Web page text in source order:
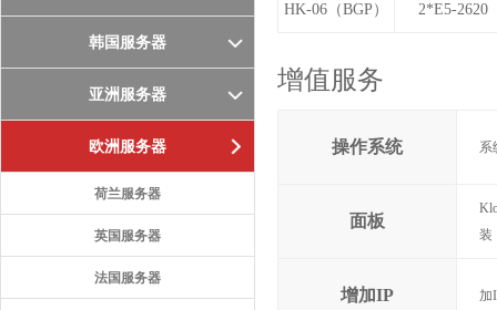
韩国服务器
亚洲服务器
欧洲服务器
荷兰服务器
英国服务器
法国服务器
HK-06（BGP） 2*E5-2620
增值服务
操作系统 系
面板
装
增加IP 加